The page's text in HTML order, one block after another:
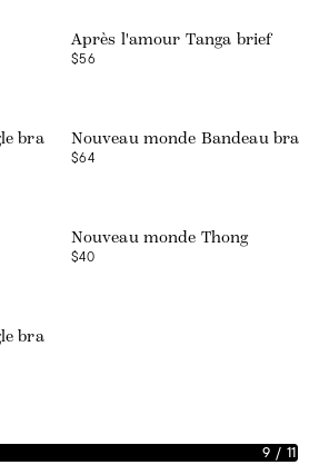
Après l'amour Tanga brief
$56
bra Nouveau monde Bandeau bra
$64
Nouveau monde Thong
$40
bra
9 / 11